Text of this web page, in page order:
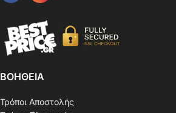
ΒΟΗΘΕΙΑ
Τρόποι Αποστολής